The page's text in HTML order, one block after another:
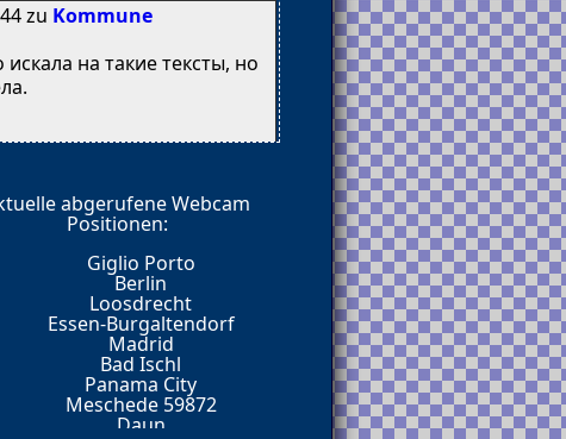
zu Kommune
на такие тексты, но
уже почти 4 года, и при
умолять на внимание от
уровень.
искренность.
— и, представьте — там
abgerufene Webcam
Positionen:
Giglio Porto
Berlin
Loosdrecht
Essen-Burgaltendorf
Madrid
Bad Ischl
Panama City
Meschede 59872
Daun